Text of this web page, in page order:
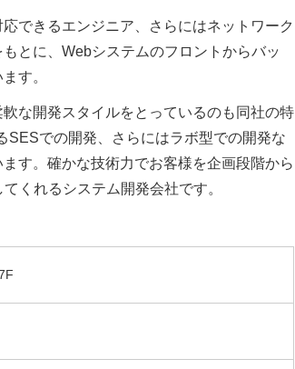
できるエンジニア、さらにはネットワーク
とに、Webシステムのフロントからバッ
す。
な開発スタイルをとっているのも同社の特
での開発、さらにはラボ型での開発な
す。確かな技術力でお客様を企画段階から
くれるシステム開発会社です。